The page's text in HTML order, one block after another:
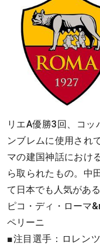
リエA優勝3回、コ
ンブレムに使用され
マの建国神話におけ
ら取られたもの。中
て日本でも人気があ
ピコ・ディ・ローマ
ペリーニ
■注目選手：ロレン